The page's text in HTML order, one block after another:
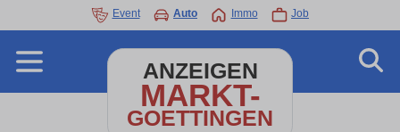
Event Auto Immo Job
ANZEIGEN
MARKT-
GOETTINGEN